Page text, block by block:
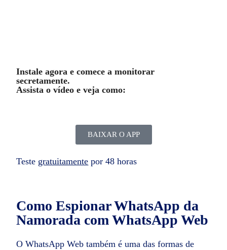
Instale agora e comece a monitorar
secretamente.
Assista o vídeo e veja como:
BAIXAR O APP
Teste gratuitamente por 48 horas
Como Espionar WhatsApp da
Namorada com WhatsApp Web
O WhatsApp Web também é uma das formas de